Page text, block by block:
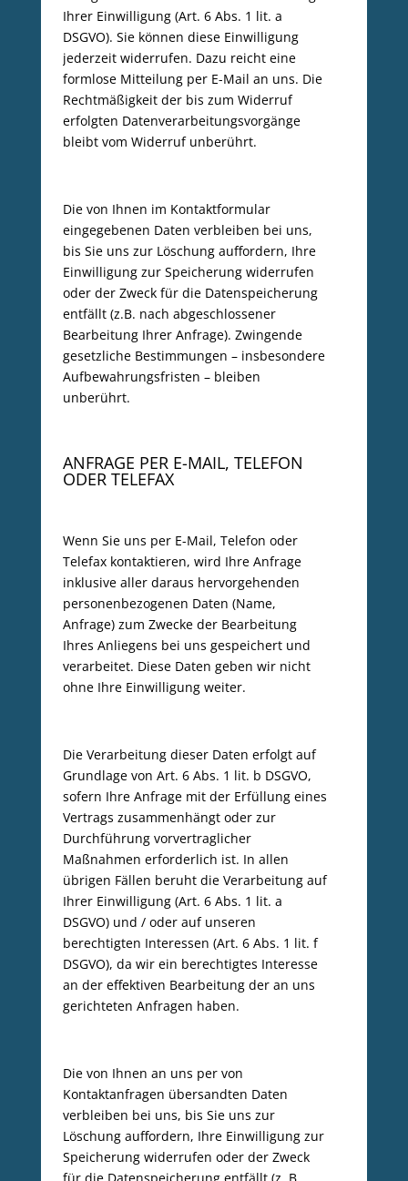
Ihrer Einwilligung (Art. 6 Abs. 1 lit. a
DSGVO). Sie können diese Einwilligung
jederzeit widerrufen. Dazu reicht eine
formlose Mitteilung per E-Mail an uns. Die
Rechtmäßigkeit der bis zum Widerruf
erfolgten Datenverarbeitungsvorgänge
bleibt vom Widerruf unberührt.
Die von Ihnen im Kontaktformular
eingegebenen Daten verbleiben bei uns,
bis Sie uns zur Löschung auffordern, Ihre
Einwilligung zur Speicherung widerrufen
oder der Zweck für die Datenspeicherung
entfällt (z.B. nach abgeschlossener
Bearbeitung Ihrer Anfrage). Zwingende
gesetzliche Bestimmungen – insbesondere
Aufbewahrungsfristen – bleiben
unberührt.
ANFRAGE PER E-MAIL, TELEFON
ODER TELEFAX
Wenn Sie uns per E-Mail, Telefon oder
Telefax kontaktieren, wird Ihre Anfrage
inklusive aller daraus hervorgehenden
personenbezogenen Daten (Name,
Anfrage) zum Zwecke der Bearbeitung
Ihres Anliegens bei uns gespeichert und
verarbeitet. Diese Daten geben wir nicht
ohne Ihre Einwilligung weiter.
Die Verarbeitung dieser Daten erfolgt auf
Grundlage von Art. 6 Abs. 1 lit. b DSGVO,
sofern Ihre Anfrage mit der Erfüllung eines
Vertrags zusammenhängt oder zur
Durchführung vorvertraglicher
Maßnahmen erforderlich ist. In allen
übrigen Fällen beruht die Verarbeitung auf
Ihrer Einwilligung (Art. 6 Abs. 1 lit. a
DSGVO) und / oder auf unseren
berechtigten Interessen (Art. 6 Abs. 1 lit. f
DSGVO), da wir ein berechtigtes Interesse
an der effektiven Bearbeitung der an uns
gerichteten Anfragen haben.
Die von Ihnen an uns per von
Kontaktanfragen übersandten Daten
verbleiben bei uns, bis Sie uns zur
Löschung auffordern, Ihre Einwilligung zur
Speicherung widerrufen oder der Zweck